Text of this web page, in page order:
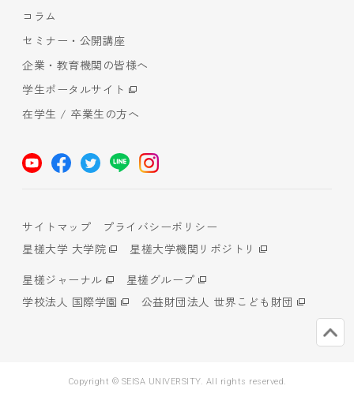
コラム
セミナー・公開講座
企業・教育機関の皆様へ
学生ポータルサイト
在学生 / 卒業生の方へ
サイトマップ
プライバシーポリシー
星槎大学 大学院
星槎大学機関リポジトリ
星槎ジャーナル
星槎グループ
学校法人 国際学園
公益財団法人 世界こども財団
Copyright © SEISA UNIVERSITY. All rights reserved.